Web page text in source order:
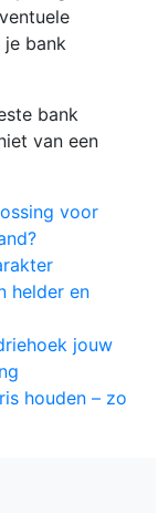
bank
bank
van een
voor
helder en
jouw
houden – zo